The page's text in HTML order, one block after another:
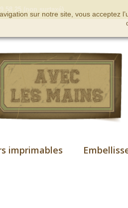
imprimables
sur notre site, vous acceptez